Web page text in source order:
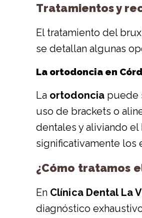
Tratamientos y
El tratamiento del
se detallan algunas
La ortodoncia en
La ortodoncia puede
uso de brackets o
dentales y aliviando
significativamente los
¿Cómo tratamos
En Clínica Dental La
diagnóstico